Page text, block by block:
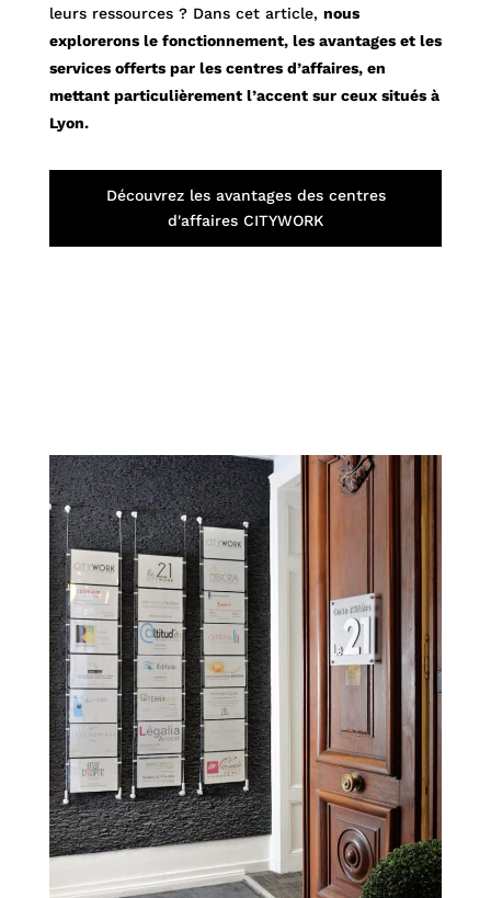
leurs ressources ? Dans cet article, nous
explorerons le fonctionnement, les avantages et les
services offerts par les centres d’affaires, en
mettant particulièrement l’accent sur ceux situés à
Lyon.
Découvrez les avantages des centres
d'affaires CITYWORK